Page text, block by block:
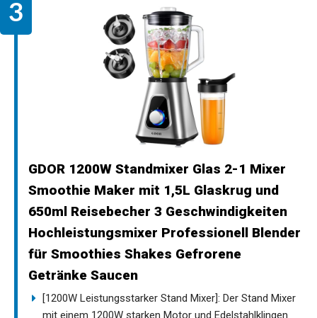
GDOR 1200W Standmixer Glas 2-1 Mixer
Smoothie Maker mit 1,5L Glaskrug und
650ml Reisebecher 3 Geschwindigkeiten
Hochleistungsmixer Professionell Blender
für Smoothies Shakes Gefrorene
Getränke Saucen
[1200W Leistungsstarker Stand Mixer]: Der Stand Mixer
mit einem 1200W starken Motor und Edelstahlklingen